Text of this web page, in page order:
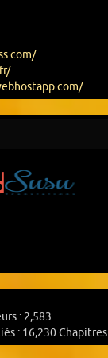
: 2,583
: 16,230 Chapitres